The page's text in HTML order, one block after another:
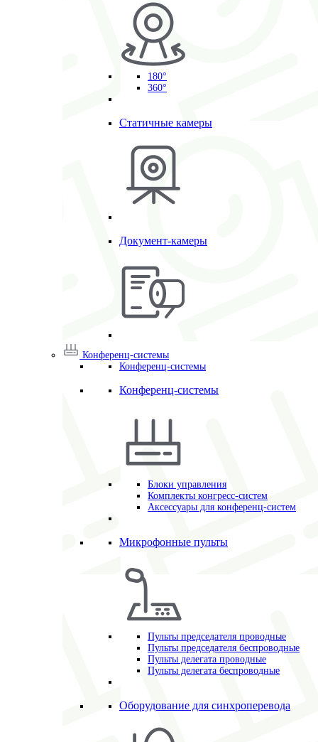
180°
360°
Статичные камеры
Документ-камеры
Конференц-системы
Конференц-системы
Конференц-системы
Блоки управления
Комплекты конгресс-систем
Аксессуары для конференц-систем
Микрофонные пульты
Пульты председателя проводные
Пульты председателя беспроводные
Пульты делегата проводные
Пульты делегата беспроводные
Оборудование для синхроперевода